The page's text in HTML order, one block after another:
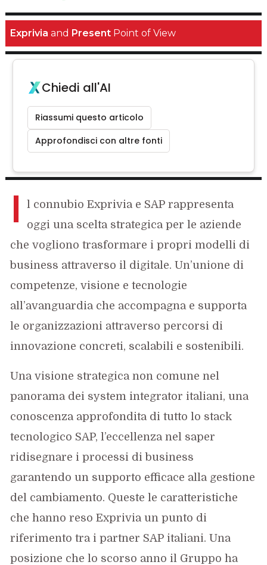
Expriviaand Present Point of View
Chiedi all'AI
Riassumi questo articolo
Approfondisci con altre fonti
I
l connubio Exprivia e SAP rappresenta
oggi una scelta strategica per le aziende
che vogliono trasformare i propri modelli di
business attraverso il digitale. Un’unione di
competenze, visione e tecnologie
all’avanguardia che accompagna e supporta
le organizzazioni attraverso percorsi di
innovazione concreti, scalabili e sostenibili.
Una visione strategica non comune nel
panorama dei system integrator italiani, una
conoscenza approfondita di tutto lo stack
tecnologico SAP, l’eccellenza nel saper
ridisegnare i processi di business
garantendo un supporto efficace alla gestione
del cambiamento. Queste le caratteristiche
che hanno reso Exprivia un punto di
riferimento tra i partner SAP italiani. Una
posizione che lo scorso anno il Gruppo ha